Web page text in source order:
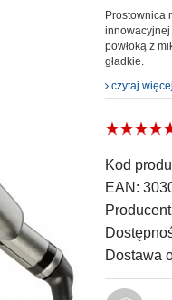
Prostownica
innowacyjnej
powłoką z
gładkie.
czytaj więcej
Kod
EAN:
Dostawa